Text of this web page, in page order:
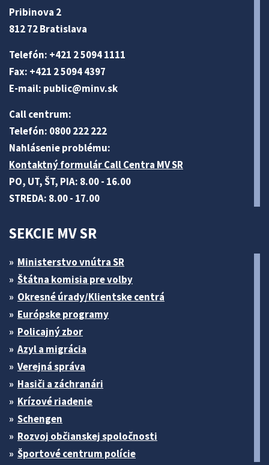
Pribinova 2
812 72 Bratislava
Telefón: +421 2 5094 1111
Fax: +421 2 5094 4397
E-mail: public@minv.sk
Call centrum:
Telefón: 0800 222 222
Nahlásenie problému:
Kontaktný formulár Call Centra MV SR
PO, UT, ŠT, PIA: 8.00 - 16.00
STREDA: 8.00 - 17.00
SEKCIE MV SR
Ministerstvo vnútra SR
Štátna komisia pre volby
Okresné úrady/Klientske centrá
Európske programy
Policajný zbor
Azyl a migrácia
Verejná správa
Hasiči a záchranári
Krízové riadenie
Schengen
Rozvoj občianskej spoločnosti
Športové centrum polície